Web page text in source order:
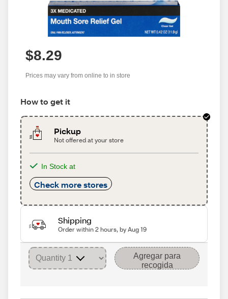
$8.29
Prices may vary from online to in store
How to get it
Pickup
Not offered at your store
In Stock at
Check more stores
Shipping
Order within 2 hours, by Aug 19
Agregar para
recogida